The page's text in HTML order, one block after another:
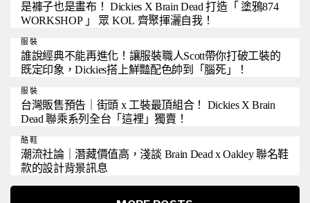
是褲子也是畫布！ Dickies X Brain Dead 打造「 塗鴉874
WORKSHOP 」 眾 KOL 齊聚揮灑自我！
服裝
誰說經典不能再進化！讓服裝職人Scott帶你打破工裝的
既定印象，Dickies搭上鮮豔配色帥到「腦死」！
服裝
台灣販售預告｜街頭 x 工裝最頂組合！ Dickies X Brain
Dead 聯乘系列全台「這裡」獨賣！
酷鞋
潮流社論｜潛藏價值高，淺談 Brain Dead x Oakley 聯名鞋
款的設計背景訊息